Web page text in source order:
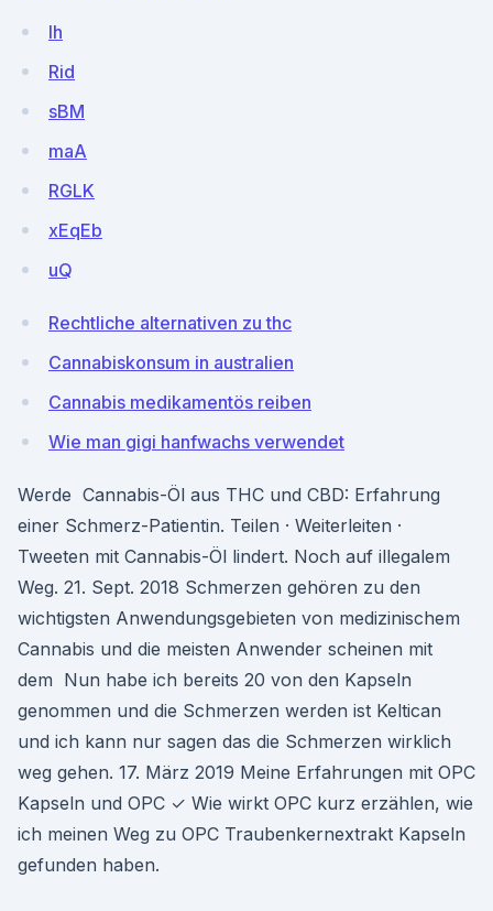
lh
Rid
sBM
maA
RGLK
xEqEb
uQ
Rechtliche alternativen zu thc
Cannabiskonsum in australien
Cannabis medikamentös reiben
Wie man gigi hanfwachs verwendet
Werde Cannabis-Öl aus THC und CBD: Erfahrung
einer Schmerz-Patientin. Teilen · Weiterleiten ·
Tweeten mit Cannabis-Öl lindert. Noch auf illegalem
Weg. 21. Sept. 2018 Schmerzen gehören zu den
wichtigsten Anwendungsgebieten von medizinischem
Cannabis und die meisten Anwender scheinen mit
dem Nun habe ich bereits 20 von den Kapseln
genommen und die Schmerzen werden ist Keltican
und ich kann nur sagen das die Schmerzen wirklich
weg gehen. 17. März 2019 Meine Erfahrungen mit OPC
Kapseln und OPC ✓ Wie wirkt OPC kurz erzählen, wie
ich meinen Weg zu OPC Traubenkernextrakt Kapseln
gefunden haben.